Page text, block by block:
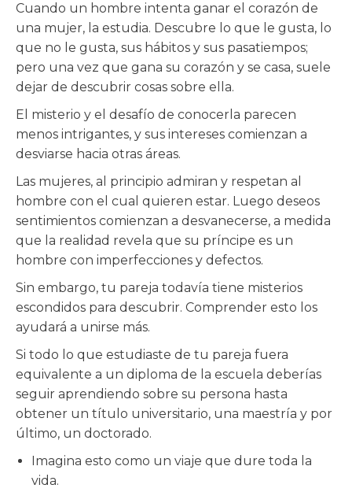
Cuando un hombre intenta ganar el corazón de
una mujer, la estudia. Descubre lo que le gusta, lo
que no le gusta, sus hábitos y sus pasatiempos;
pero una vez que gana su corazón y se casa, suele
dejar de descubrir cosas sobre ella.
El misterio y el desafío de conocerla parecen
menos intrigantes, y sus intereses comienzan a
desviarse hacia otras áreas.
Las mujeres, al principio admiran y respetan al
hombre con el cual quieren estar. Luego deseos
sentimientos comienzan a desvanecerse, a medida
que la realidad revela que su príncipe es un
hombre con imperfecciones y defectos.
Sin embargo, tu pareja todavía tiene misterios
escondidos para descubrir. Comprender esto los
ayudará a unirse más.
Si todo lo que estudiaste de tu pareja fuera
equivalente a un diploma de la escuela deberías
seguir aprendiendo sobre su persona hasta
obtener un título universitario, una maestría y por
último, un doctorado.
Imagina esto como un viaje que dure toda la
vida.